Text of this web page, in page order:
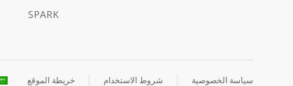
SPARK
سياسة الخصوصية شروط الاستخدام خريطة الموقع